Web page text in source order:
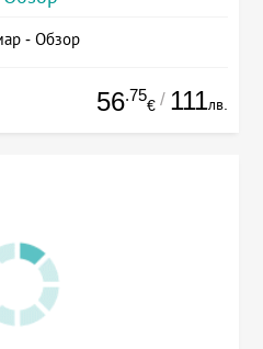
- Обзор
56.75
€ / 111лв.